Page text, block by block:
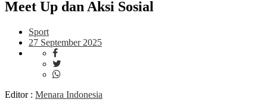
Meet Up dan Aksi Sosial
Sport
27 September 2025
Editor : Menara Indonesia